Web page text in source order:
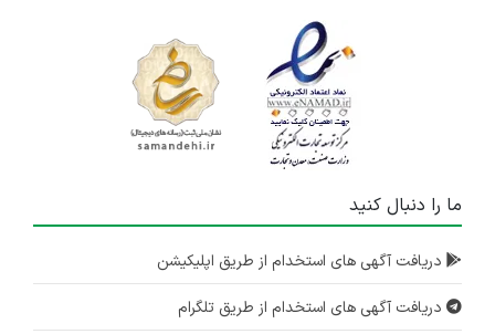
ما را دنبال کنید
دریافت آگهی های استخدام از طریق اپلیکیشن
دریافت آگهی های استخدام از طریق تلگرام